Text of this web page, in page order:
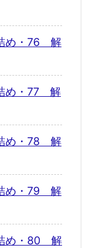
め・76 解
め・77 解
め・78 解
め・79 解
め・80 解